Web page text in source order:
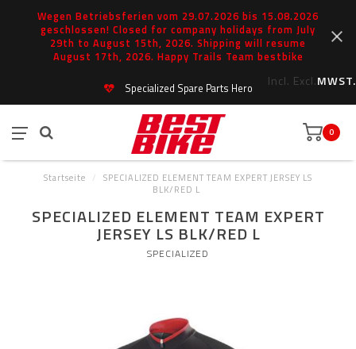
Wegen Betriebsferien vom 29.07.2026 bis 15.08.2026
geschlossen! Closed for company holidays from July
29th to August 15th, 2026. Shipping will resume
August 17th, 2026. Happy Trails Team bestbike
Incl. Excl.MWST.
Specialized Spare Parts Hero
0
Startseite /
SPECIALIZED ELEMENT TEAM EXPERT JERSEY LS
BLK/RED L
SPECIALIZED ELEMENT TEAM EXPERT
JERSEY LS BLK/RED L
SPECIALIZED